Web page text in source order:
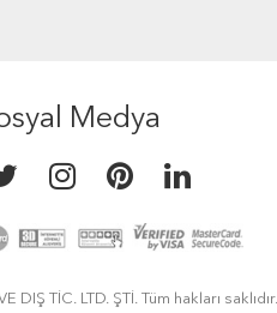
Medya
DIŞ TİC. LTD. ŞTİ. Tüm hakları saklıdır.